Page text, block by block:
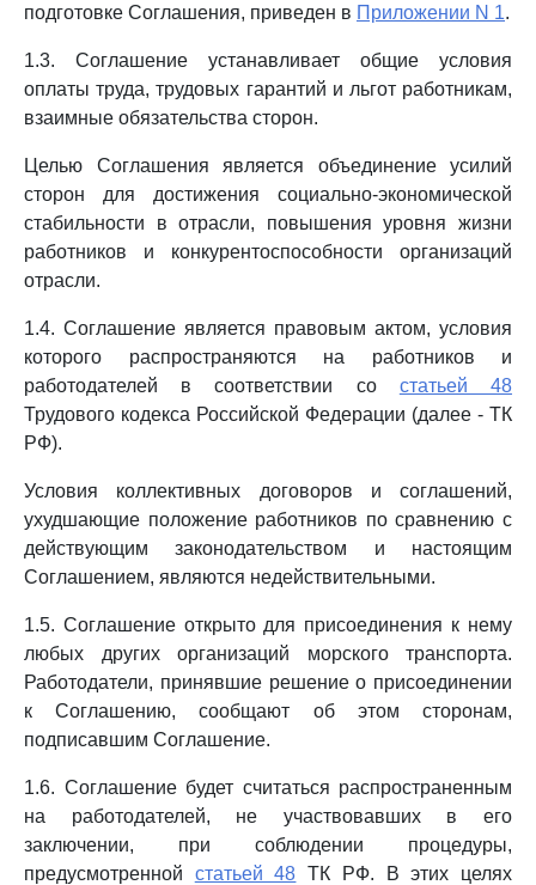
подготовке Соглашения, приведен в Приложении N 1.
1.3. Соглашение устанавливает общие условия
оплаты труда, трудовых гарантий и льгот работникам,
взаимные обязательства сторон.
Целью Соглашения является объединение усилий
сторон для достижения социально-экономической
стабильности в отрасли, повышения уровня жизни
работников и конкурентоспособности организаций
отрасли.
1.4. Соглашение является правовым актом, условия
которого распространяются на работников и
работодателей в соответствии со статьей 48
Трудового кодекса Российской Федерации (далее - ТК
РФ).
Условия коллективных договоров и соглашений,
ухудшающие положение работников по сравнению с
действующим законодательством и настоящим
Соглашением, являются недействительными.
1.5. Соглашение открыто для присоединения к нему
любых других организаций морского транспорта.
Работодатели, принявшие решение о присоединении
к Соглашению, сообщают об этом сторонам,
подписавшим Соглашение.
1.6. Соглашение будет считаться распространенным
на работодателей, не участвовавших в его
заключении, при соблюдении процедуры,
предусмотренной статьей 48 ТК РФ. В этих целях